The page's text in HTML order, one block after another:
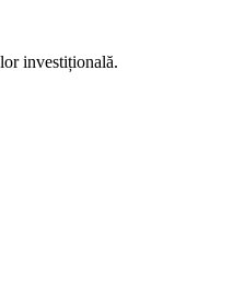
investițională.